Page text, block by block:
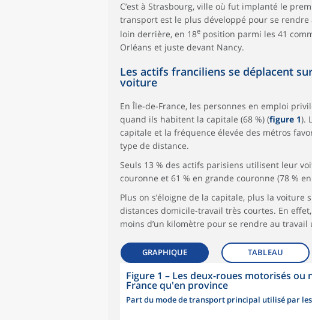
C’est à Strasbourg, ville où fut implanté le
transport est le plus développé pour se rendre
loin derrière, en 18e position parmi les 41
Orléans et juste devant Nancy.
Les actifs franciliens se déplacent
voiture
En Île-de-France, les personnes en emploi
quand ils habitent la capitale (68 %) (figure 1).
capitale et la fréquence élevée des métros
type de distance.
Seuls 13 % des actifs parisiens utilisent leur
couronne et 61 % en grande couronne (78 %
Plus on s’éloigne de la capitale, plus la
distances domicile-travail très courtes. En
moins d’un kilomètre pour se rendre au
GRAPHIQUE TABLEAU
Figure 1 – Les deux-roues motorisés ou
France qu'en province
Part du mode de transport principal utilisé par